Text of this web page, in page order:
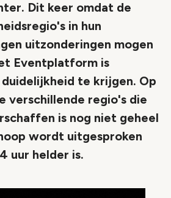
Dit keer omdat de
in hun
uitzonderingen mogen
Eventplatform is
te krijgen. Op
verschillende regio's die
is nog niet geheel
wordt uitgesproken
uur helder is.